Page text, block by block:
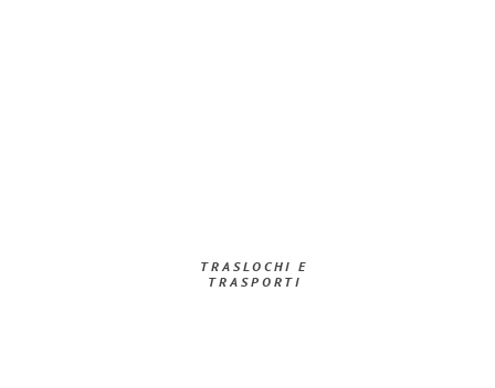
TRASLOCHI E
TRASPORTI​